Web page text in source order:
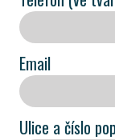
Email
Ulice a číslo